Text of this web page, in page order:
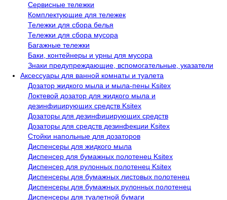
Сервисные тележки
Комплектующие для тележек
Тележки для сбора белья
Тележки для сбора мусора
Багажные тележки
Баки, контейнеры и урны для мусора
Знаки предупреждающие, вспомогательные, указатели
Аксессуары для ванной комнаты и туалета
Дозатор жидкого мыла и мыла-пены Ksitex
Локтевой дозатор для жидкого мыла и
дезинфицирующих средств Ksitex
Дозаторы для дезинфицирующих средств
Дозаторы для средств дезинфекции Ksitex
Стойки напольные для дозаторов
Диспенсеры для жидкого мыла
Диспенсер для бумажных полотенец Ksitex
Диспенсер для рулонных полотенец Ksitex
Диспенсеры для бумажных листовых полотенец
Диспенсеры для бумажных рулонных полотенец
Диспенсеры для туалетной бумаги